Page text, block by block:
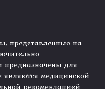
представленные на
для
медицинской
рекомендацией